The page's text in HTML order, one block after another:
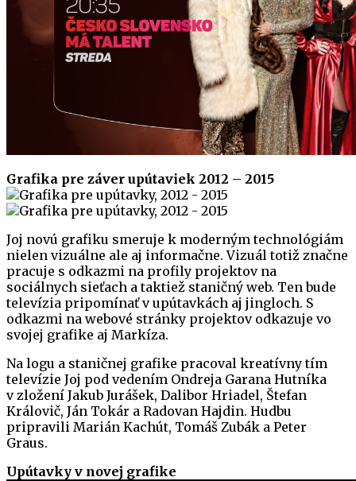
Grafika pre záver upútaviek 2012 – 2015
Joj novú grafiku smeruje k moderným technológiám
nielen vizuálne ale aj informačne. Vizuál totiž značne
pracuje s odkazmi na profily projektov na
sociálnych sieťach a taktiež staničný web. Ten bude
televízia pripomínať v upútavkách aj jingloch. S
odkazmi na webové stránky projektov odkazuje vo
svojej grafike aj Markíza.
Na logu a staničnej grafike pracoval kreatívny tím
televízie Joj pod vedením Ondreja Garana Hutníka
v zložení Jakub Jurášek, Dalibor Hriadel, Štefan
Královič, Ján Tokár a Radovan Hajdin. Hudbu
pripravili Marián Kachút, Tomáš Zubák a Peter
Graus.
Upútavky v novej grafike